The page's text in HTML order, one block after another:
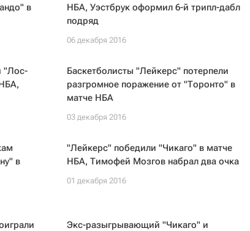
в
НБА, Уэстбрук оформил 6-й трипл-дабл
подряд
06 декабря 2016
"Лос-
Баскетболисты "Лейкерс" потерпели
разгромное поражение от "Торонто" в
матче НБА
03 декабря 2016
в
"Лейкерс" победили "Чикаго" в матче
НБА, Тимофей Мозгов набрал два очка
01 декабря 2016
Экс-разыгрывающий "Чикаго" и